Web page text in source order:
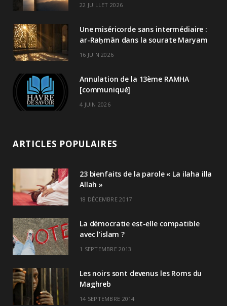
22 JUILLET 2026
Une miséricorde sans intermédiaire :
ar-Raḥmān dans la sourate Maryam
16 JUIN 2026
Annulation de la 13ème RAMHA
[communiqué]
4 JUIN 2026
ARTICLES POPULAIRES
23 bienfaits de la parole « La ilaha illa
Allah »
18 DÉCEMBRE 2017
La démocratie est-elle compatible
avec l’islam ?
1 SEPTEMBRE 2013
Les noirs sont devenus les Roms du
Maghreb
14 SEPTEMBRE 2014